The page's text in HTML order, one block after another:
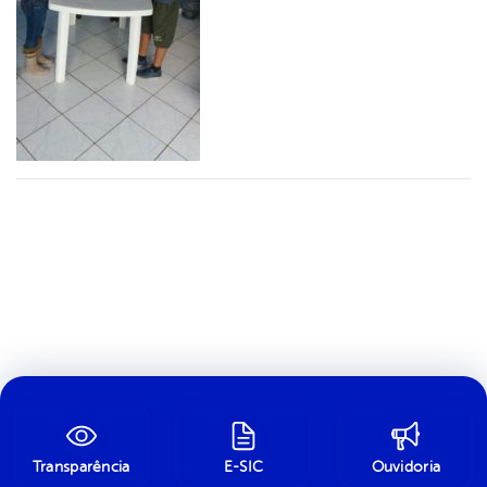
Transparência E-SIC Ouvidoria